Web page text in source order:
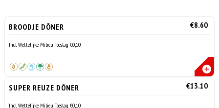
BROODJE DÖNER €8.60
Incl. Wettelijke Milieu Toeslag €0,10
SUPER REUZE DÖNER €13.10
Incl. Wettelijke Milieu Toeslag €0,10